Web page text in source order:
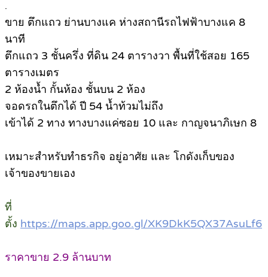
.
ขาย ตึกแถว ย่านบางแค ห่างสถานีรถไฟฟ้าบางแค 8
นาที
ตึกแถว 3 ชั้นครึ่ง ที่ดิน 24 ตารางวา พื้นที่ใช้สอย 165
ตารางเมตร
2 ห้องน้ำ กั้นห้อง ชั้นบน 2 ห้อง
จอดรถในตึกได้ ปี 54 น้ำท้วมไม่ถึง
เข้าได้ 2 ทาง ทางบางแค่ซอย 10 และ กาญจนาภิเษก 8
เหมาะสำหรับทำธรกิจ อยู่อาศัย และ โกดังเก็บของ
เจ้าของขายเอง
ที่
ตั้ง https://maps.app.goo.gl/XK9DkK5QX37AsuLf6
ราคาขาย 2.9 ล้านบาท